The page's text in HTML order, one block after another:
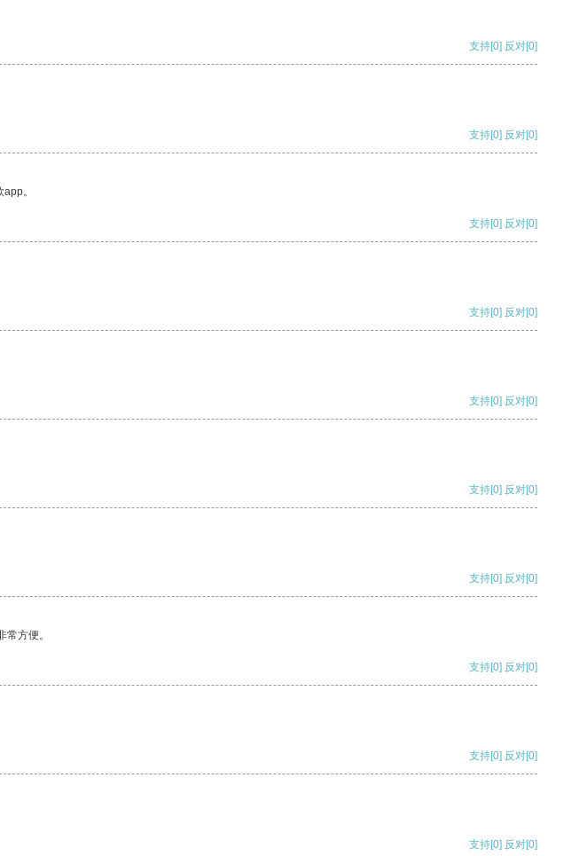
支持[0] 反对[0]
支持[0] 反对[0]
。
支持[0] 反对[0]
支持[0] 反对[0]
支持[0] 反对[0]
支持[0] 反对[0]
支持[0] 反对[0]
方便。
支持[0] 反对[0]
支持[0] 反对[0]
支持[0] 反对[0]